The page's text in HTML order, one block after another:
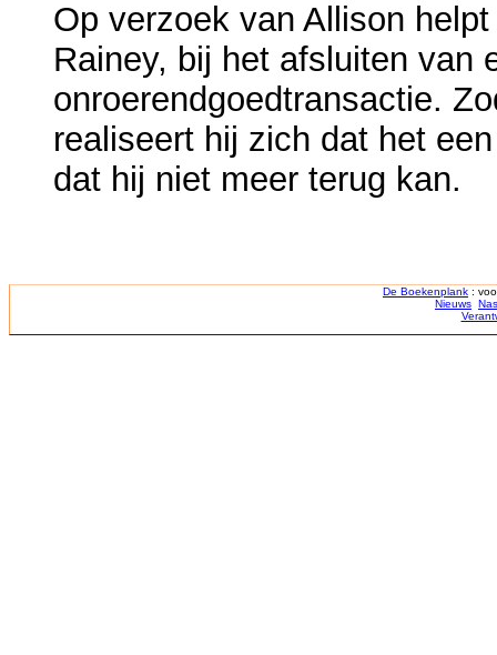
Op verzoek van Allison
Rainey, bij het afsluiten van
onroerendgoedtransactie.
realiseert hij zich dat het
dat hij niet meer terug kan.
De Boekenplank :
Nieuws